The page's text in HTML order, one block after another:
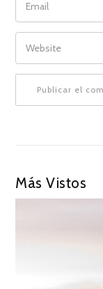
WEBSITE
Más Vistos